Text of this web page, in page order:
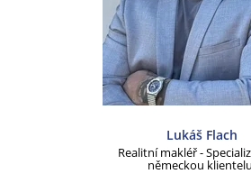
Lukáš Flach
Realitní makléř -
německou klientelu